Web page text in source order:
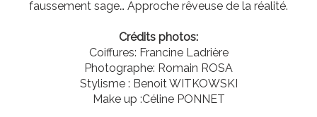
faussement sage… Approche rêveuse de la réalité.
Crédits photos:
Coiffures: Francine Ladrière
Photographe: Romain ROSA
Stylisme : Benoit WITKOWSKI
Make up :Céline PONNET